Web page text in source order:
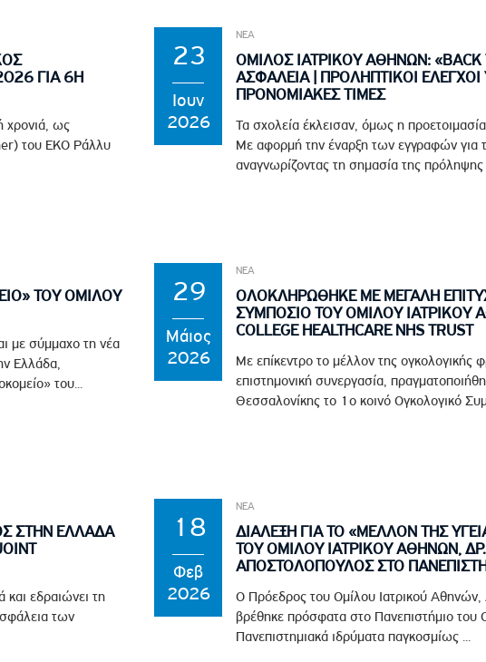
ΓΙΑ 6Η
χρονιά, ως
του EKO Ράλλυ
23
Ιουν
2026
ΝΕΑ
ΟΜΙΛΟΣ ΙΑΤΡΙΚΟΥ ΑΘΗΝΩΝ: «BACK
ΑΣΦΑΛΕΙΑ | ΠΡΟΛΗΠΤΙΚΟΙ ΕΛΕΓΧΟΙ
ΠΡΟΝΟΜΙΑΚΕΣ ΤΙΜΕΣ
Τα σχολεία έκλεισαν, όμως η
Με αφορμή την έναρξη των εγγραφών για
αναγνωρίζοντας τη σημασία της πρόληψης
ΤΟΥ ΟΜΙΛΟΥ
με σύμμαχο τη νέα
Ελλάδα,
του...
29
Μάιος
2026
ΝΕΑ
ΟΛΟΚΛΗΡΩΘΗΚΕ ΜΕ ΜΕΓΑΛΗ
ΣΥΜΠΟΣΙΟ ΤΟΥ ΟΜΙΛΟΥ ΙΑΤΡΙΚΟΥ
COLLEGE HEALTHCARE NHS TRUST
Με επίκεντρο το μέλλον της ογκολογικής
επιστημονική συνεργασία,
Θεσσαλονίκης το 1ο κοινό Ογκολογικό
ΣΤΗΝ ΕΛΛΑΔΑ
και εδραιώνει τη
των
18
Φεβ
2026
ΝΕΑ
ΔΙΑΛΕΞΗ ΓΙΑ ΤΟ «ΜΕΛΛΟΝ ΤΗΣ
ΤΟΥ ΟΜΙΛΟΥ ΙΑΤΡΙΚΟΥ ΑΘΗΝΩΝ,
ΑΠΟΣΤΟΛΟΠΟΥΛΟΣ ΣΤΟ
Ο Πρόεδρος του Ομίλου Ιατρικού
βρέθηκε πρόσφατα στο Πανεπιστήμιο
Πανεπιστημιακά ιδρύματα παγκοσμίως ...